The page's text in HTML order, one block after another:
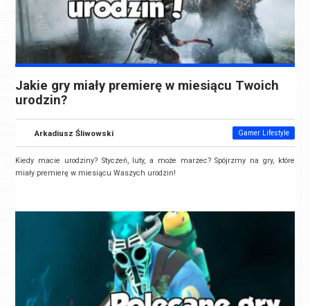
Jakie gry miały premierę w miesiącu Twoich
urodzin?
Arkadiusz Śliwowski Gamer Lifestyle
Kiedy macie urodziny? Styczeń, luty, a może marzec? Spójrzmy na gry, które
miały premierę w miesiącu Waszych urodzin!